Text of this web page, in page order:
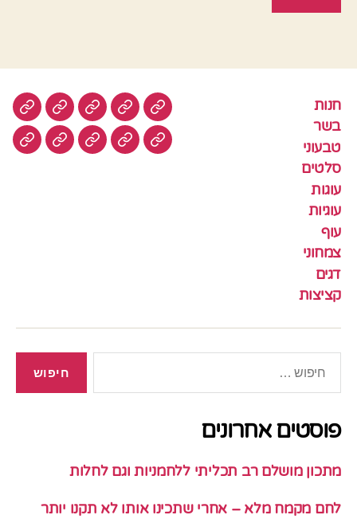
חנות
בשר
טבעוני
סלטים
עוגות
עוגיות
עוף
צמחוני
דגים
קציצות
חנות בשר טבעוניסלטים
עוגיותעוף צמחונידגים
פוסטים אחרונים
מתכון מושלם רב תכליתי ללחמניות וגם לחלות
לחם מקמח מלא – אחרי שתכינו אותו לא תקנו יותר